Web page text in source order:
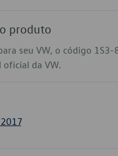
produto
seu VW, o código
da VW.